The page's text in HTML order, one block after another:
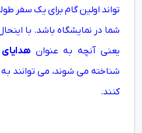
تواند اولین گام برای یک سفر
شما در نمایشگاه باشد. با
یعنی آنچه به عنوان هدایای
شناخته می شوند، می توانند
کنند.